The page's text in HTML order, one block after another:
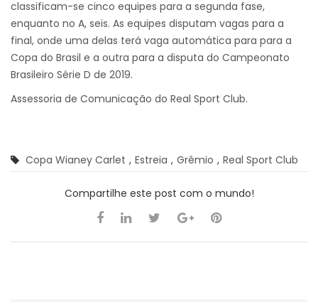
classificam-se cinco equipes para a segunda fase,
enquanto no A, seis. As equipes disputam vagas para a
final, onde uma delas terá vaga automática para para a
Copa do Brasil e a outra para a disputa do Campeonato
Brasileiro Série D de 2019.
Assessoria de Comunicação do Real Sport Club.
Copa Wianey Carlet , Estreia , Grêmio , Real Sport Club
Compartilhe este post com o mundo!